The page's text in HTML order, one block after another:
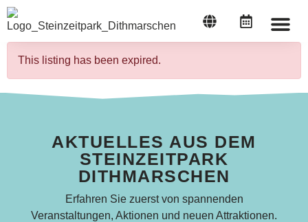
This listing has been expired.
AKTUELLES AUS DEM
STEINZEITPARK
DITHMARSCHEN
Erfahren Sie zuerst von spannenden
Veranstaltungen, Aktionen und neuen Attraktionen.